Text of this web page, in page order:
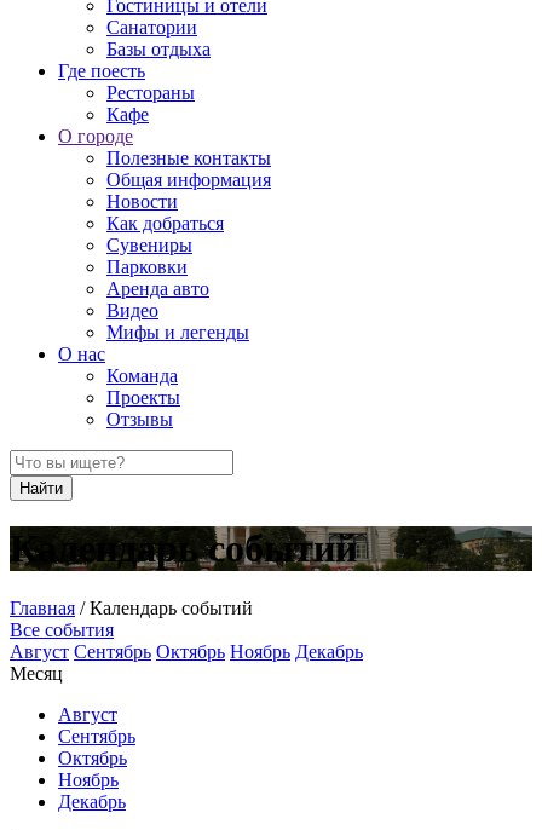
Гостиницы и отели
Санатории
Базы отдыха
Где поесть
Рестораны
Кафе
О городе
Полезные контакты
Общая информация
Новости
Как добраться
Сувениры
Парковки
Аренда авто
Видео
Мифы и легенды
О нас
Команда
Проекты
Отзывы
Найти
Календарь событий
Главная /Календарь событий
Все события
Август Сентябрь Октябрь Ноябрь Декабрь
Месяц
Август
Сентябрь
Октябрь
Ноябрь
Декабрь